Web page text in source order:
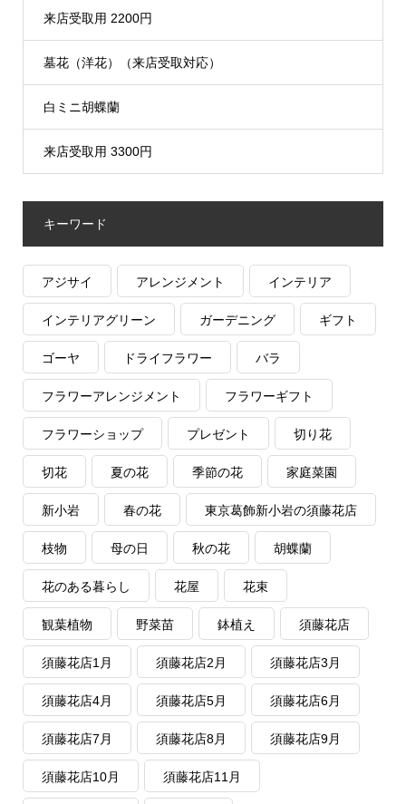
来店受取用 2200円
墓花（洋花）（来店受取対応）
白ミニ胡蝶蘭
来店受取用 3300円
キーワード
アジサイ アレンジメント インテリア
インテリアグリーン ガーデニング ギフト
ゴーヤ ドライフラワー バラ
フラワーアレンジメント フラワーギフト
フラワーショップ プレゼント 切り花
切花 夏の花 季節の花 家庭菜園
新小岩 春の花 東京葛飾新小岩の須藤花店
枝物 母の日 秋の花 胡蝶蘭
花のある暮らし 花屋 花束
観葉植物 野菜苗 鉢植え 須藤花店
須藤花店1月 須藤花店2月 須藤花店3月
須藤花店4月 須藤花店5月 須藤花店6月
須藤花店7月 須藤花店8月 須藤花店9月
須藤花店10月 須藤花店11月